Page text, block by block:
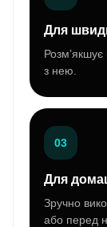
Для
з нею.
03
Для
Зручно
або перед